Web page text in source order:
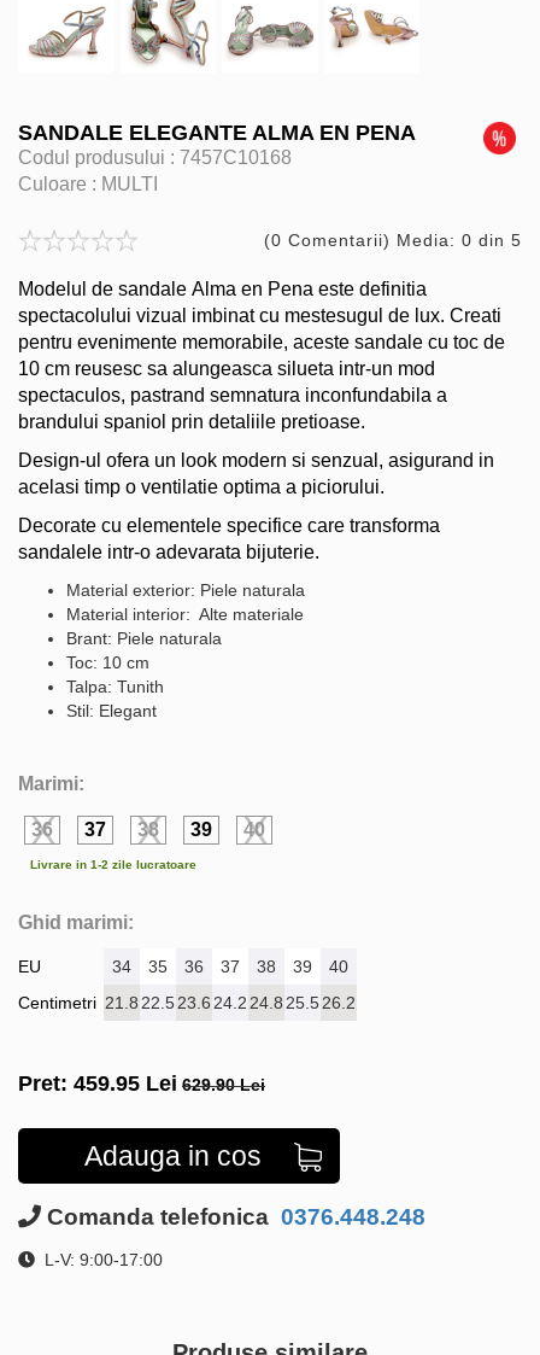
SANDALE ELEGANTE ALMA EN PENA
Codul produsului : 7457C10168
Culoare : MULTI
(0 Comentarii) Media: 0 din 5
Modelul de sandale Alma en Pena este definitia
spectacolului vizual imbinat cu mestesugul de lux. Creati
pentru evenimente memorabile, aceste sandale cu toc de
10 cm reusesc sa alungeasca silueta intr-un mod
spectaculos, pastrand semnatura inconfundabila a
brandului spaniol prin detaliile pretioase.
Design-ul ofera un look modern si senzual, asigurand in
acelasi timp o ventilatie optima a piciorului.
Decorate cu elementele specifice care transforma
sandalele intr-o adevarata bijuterie.
Material exterior: Piele naturala
Material interior: Alte materiale
Brant: Piele naturala
Toc: 10 cm
Talpa: Tunith
Stil: Elegant
Marimi:
36 37 38 39 40
Livrare in 1-2 zile lucratoare
Ghid marimi:
EU
Centimetri
34 35 36 37 38 39
40
21.8 22.523.6 24.2 24.8 25.526.2
Pret: 459.95 Lei 629.90 Lei
Adauga in cos
Comanda telefonica 0376.448.248
L-V: 9:00-17:00